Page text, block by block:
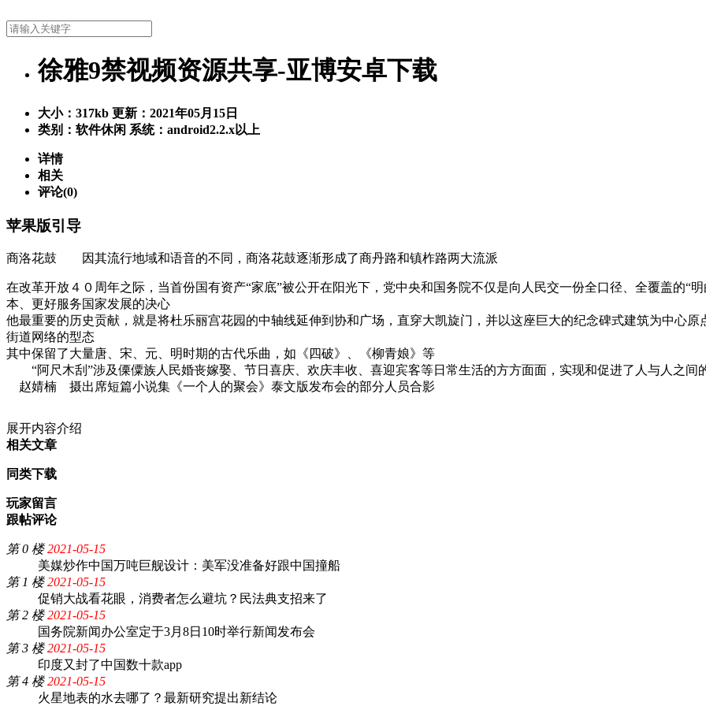
徐雅9禁视频资源共享-亚博安卓下载
大小： 317kb 更新：2021年05月15日
类别：软件休闲 系统：android2.2.x以上
详情
相关
评论(0)
苹果版引导
商洛花鼓 因其流行地域和语音的不同，商洛花鼓逐渐形成了商丹路和镇柞路两大流派
在改革开放４０周年之际，当首份国有资产“家底”被公开在阳光下，党中央和国务院不仅是向人民交一份全口径、全覆盖的“
本、更好服务国家发展的决心
他最重要的历史贡献，就是将杜乐丽宫花园的中轴线延伸到协和广场，直穿大凯旋门，并以这座巨大的纪念碑式建筑为中心原点
街道网络的型态
其中保留了大量唐、宋、元、明时期的古代乐曲，如《四破》、《柳青娘》等
“阿尺木刮”涉及傈僳族人民婚丧嫁娶、节日喜庆、欢庆丰收、喜迎宾客等日常生活的方方面面，实现和促进了人与人之
赵婧楠 摄出席短篇小说集《一个人的聚会》泰文版发布会的部分人员合影
展开内容介绍
相关文章
同类下载
玩家留言
跟帖评论
第 0 楼 2021-05-15
美媒炒作中国万吨巨舰设计：美军没准备好跟中国撞船
第 1 楼 2021-05-15
促销大战看花眼，消费者怎么避坑？民法典支招来了
第 2 楼 2021-05-15
国务院新闻办公室定于3月8日10时举行新闻发布会
第 3 楼 2021-05-15
印度又封了中国数十款app
第 4 楼 2021-05-15
火星地表的水去哪了？最新研究提出新结论